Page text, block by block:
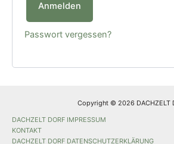
Anmelden
Passwort vergessen?
Copyright © 2026 DACHZELT
DACHZELT DORF IMPRESSUM
KONTAKT
DACHZELT DORF DATENSCHUTZERKLÄRUNG